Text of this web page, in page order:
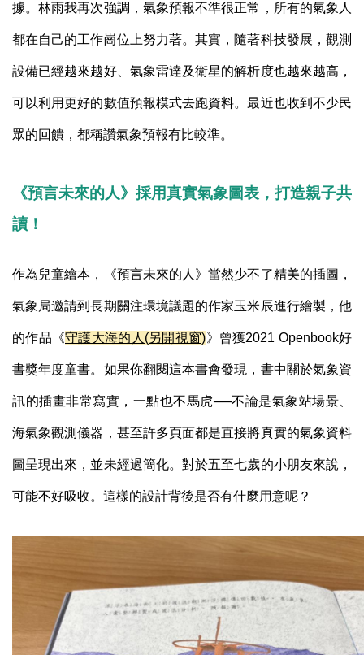
據。林雨我再次強調，氣象預報不準很正常，所有的氣象人
都在自己的工作崗位上努力著。其實，隨著科技發展，觀測
設備已經越來越好、氣象雷達及衛星的解析度也越來越高，
可以利用更好的數值預報模式去跑資料。最近也收到不少民
眾的回饋，都稱讚氣象預報有比較準。
《預言未來的人》採用真實氣象圖表，打造親子共
讀！
作為兒童繪本， 《預言未來的人》當然少不了精美的插圖，
氣象局邀請到長期關注環境議題的作家玉米辰進行繪製，他
的作品《守護大海的人(另開視窗)》曾獲2021 Openbook好
書獎年度童書。 如果你翻閱這本書會發現，書中關於氣象資
訊的插畫非常寫實，一點也不馬虎──不論是氣象站場景、
海氣象觀測儀器，甚至許多頁面都是直接將真實的氣象資料
圖呈現出來，並未經過簡化。對於五至七歲的小朋友來說，
可能不好吸收。這樣的設計背後是否有什麼用意呢？